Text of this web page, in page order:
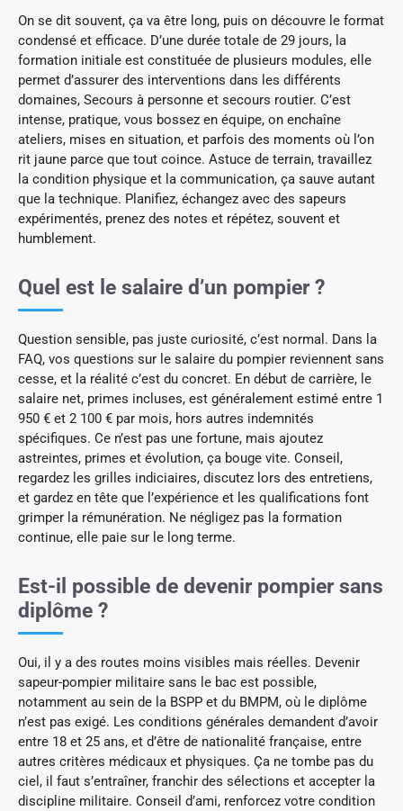
On se dit souvent, ça va être long, puis on découvre le format
condensé et efficace. D’une durée totale de 29 jours, la
formation initiale est constituée de plusieurs modules, elle
permet d’assurer des interventions dans les différents
domaines, Secours à personne et secours routier. C’est
intense, pratique, vous bossez en équipe, on enchaîne
ateliers, mises en situation, et parfois des moments où l’on
rit jaune parce que tout coince. Astuce de terrain, travaillez
la condition physique et la communication, ça sauve autant
que la technique. Planifiez, échangez avec des sapeurs
expérimentés, prenez des notes et répétez, souvent et
humblement.
Quel est le salaire d’un pompier ?
Question sensible, pas juste curiosité, c’est normal. Dans la
FAQ, vos questions sur le salaire du pompier reviennent sans
cesse, et la réalité c’est du concret. En début de carrière, le
salaire net, primes incluses, est généralement estimé entre 1
950 € et 2 100 € par mois, hors autres indemnités
spécifiques. Ce n’est pas une fortune, mais ajoutez
astreintes, primes et évolution, ça bouge vite. Conseil,
regardez les grilles indiciaires, discutez lors des entretiens,
et gardez en tête que l’expérience et les qualifications font
grimper la rémunération. Ne négligez pas la formation
continue, elle paie sur le long terme.
Est-il possible de devenir pompier sans
diplôme ?
Oui, il y a des routes moins visibles mais réelles. Devenir
sapeur-pompier militaire sans le bac est possible,
notamment au sein de la BSPP et du BMPM, où le diplôme
n’est pas exigé. Les conditions générales demandent d’avoir
entre 18 et 25 ans, et d’être de nationalité française, entre
autres critères médicaux et physiques. Ça ne tombe pas du
ciel, il faut s’entraîner, franchir des sélections et accepter la
discipline militaire. Conseil d’ami, renforcez votre condition